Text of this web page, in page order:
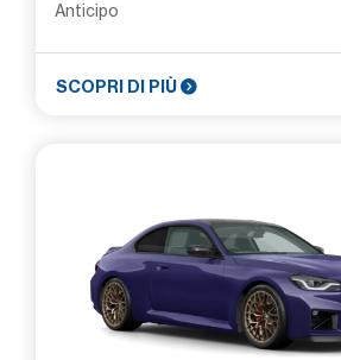
Anticipo
SCOPRI DI PIÙ